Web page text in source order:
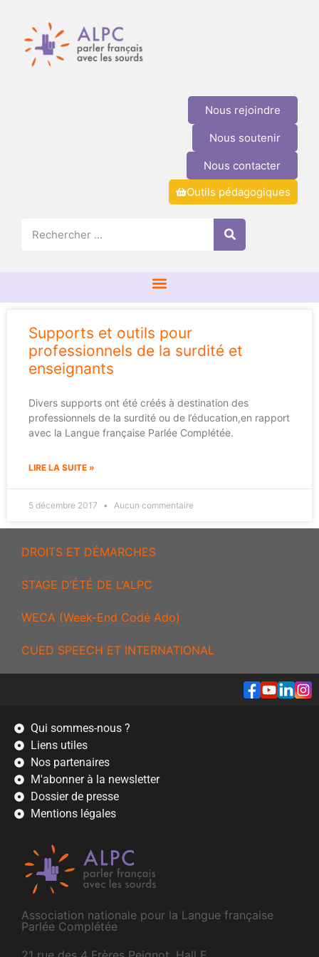
Nous rejoindre
Nous soutenir
Nous contacter
Outils pédagogiques
Supports et outils pour
professionnels de la surdité et
enseignants
Divers supports ont été créés à destination des
professionnels de la surdité ou de l’éducation,en rapport
avec la Langue française Parlée Complétée.
LIRE LA SUITE »
5 décembre 2017 Aucun commentaire
DROITS ET DÉMARCHES
STAGE D’ÉTÉ DE L’ALPC
WECA (Week-End Codé Ado)
CUED SPEECH ET INTERNATIONAL
Association nationale pour la Langue française
Parlée Complétée
Qui sommes-nous ?
Liens utiles
Nos partenaires
M'abonner à la newsletter
Dossier de presse
Mentions légales